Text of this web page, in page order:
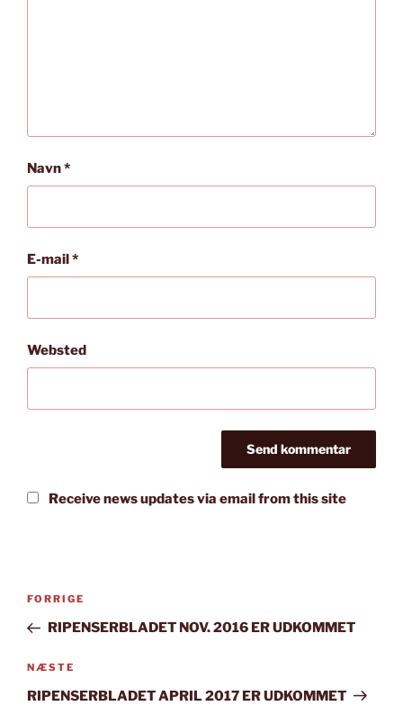
Navn*
E-mail*
Websted
Receive news updates via email from this site
Indlægsnavigation
Forrige
indlæg
FORRIGE
RIPENSERBLADET NOV. 2016 ER UDKOMMET
Næste
indlæg
NÆSTE
RIPENSERBLADET APRIL 2017 ER UDKOMMET